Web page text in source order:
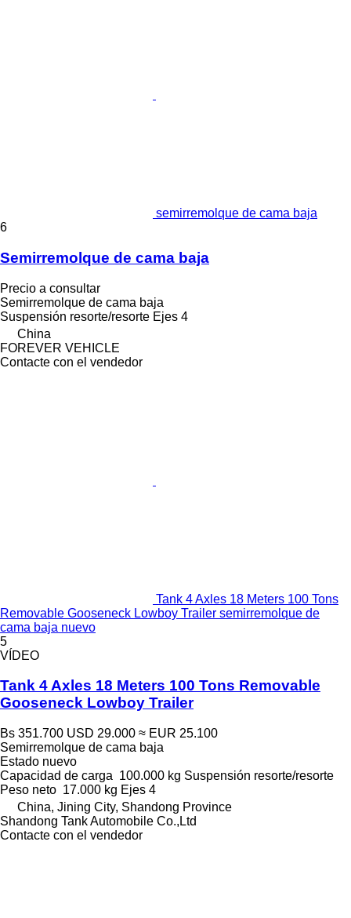
semirremolque de cama baja
6
Semirremolque de cama baja
Precio a consultar
Semirremolque de cama baja
Suspensión resorte/resorte Ejes 4
China
FOREVER VEHICLE
Contacte con el vendedor
Tank 4 Axles 18 Meters 100 Tons
Removable Gooseneck Lowboy Trailer semirremolque de
cama baja nuevo
5
VÍDEO
Tank 4 Axles 18 Meters 100 Tons Removable
Gooseneck Lowboy Trailer
Bs 351.700 USD 29.000 ≈ EUR 25.100
Semirremolque de cama baja
Estado nuevo
Capacidad de carga 100.000 kg Suspensión resorte/resorte
Peso neto 17.000 kg Ejes 4
China, Jining City, Shandong Province
Shandong Tank Automobile Co.,Ltd
Contacte con el vendedor